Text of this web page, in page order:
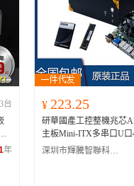
台
I
/6
年
¥ 223.25
研華國產工控整機兆芯
主板Mini-ITX多串口U口
深圳市輝騰智聯科技有限公司